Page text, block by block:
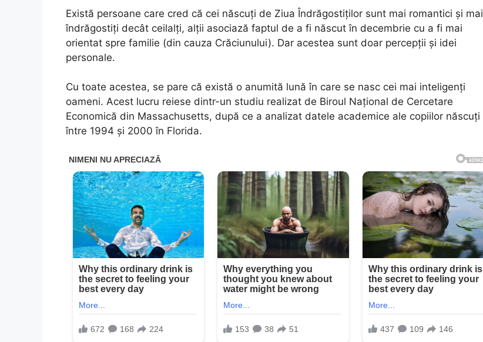
Există persoane care cred că cei născuți de Ziua Îndrăgostiților sunt mai romantici și mai
îndrăgostiți decât ceilalți, alții asociază faptul de a fi născut în decembrie cu a fi mai
orientat spre familie (din cauza Crăciunului). Dar acestea sunt doar percepții și idei
personale.
Cu toate acestea, se pare că există o anumită lună în care se nasc cei mai inteligenți
oameni. Acest lucru reiese dintr-un studiu realizat de Biroul Național de Cercetare
Economică din Massachusetts, după ce a analizat datele academice ale copiilor născuți
între 1994 și 2000 în Florida.